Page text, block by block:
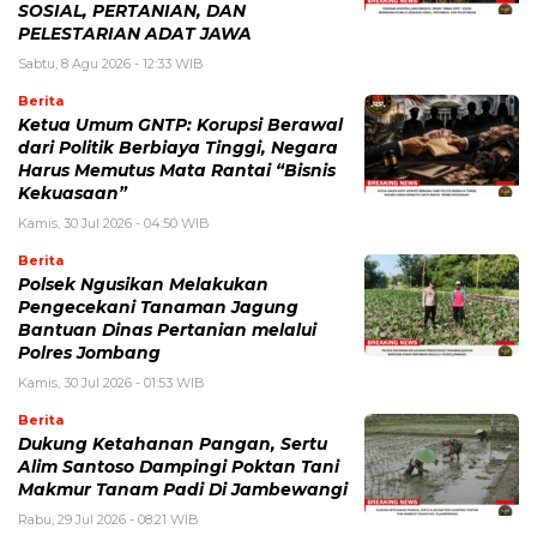
SOSIAL, PERTANIAN, DAN
PELESTARIAN ADAT JAWA
Sabtu, 8 Agu 2026 - 12:33 WIB
Berita
Ketua Umum GNTP: Korupsi Berawal
dari Politik Berbiaya Tinggi, Negara
Harus Memutus Mata Rantai “Bisnis
Kekuasaan”
Kamis, 30 Jul 2026 - 04:50 WIB
Berita
Polsek Ngusikan Melakukan
Pengecekani Tanaman Jagung
Bantuan Dinas Pertanian melalui
Polres Jombang
Kamis, 30 Jul 2026 - 01:53 WIB
Berita
Dukung Ketahanan Pangan, Sertu
Alim Santoso Dampingi Poktan Tani
Makmur Tanam Padi Di Jambewangi
Rabu, 29 Jul 2026 - 08:21 WIB